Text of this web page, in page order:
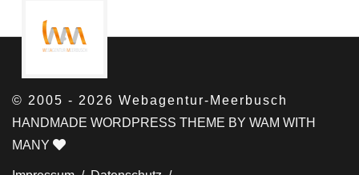
© 2005 - 2026 Webagentur-Meerbusch
HANDMADE WORDPRESS THEME BY WAM WITH
MANY